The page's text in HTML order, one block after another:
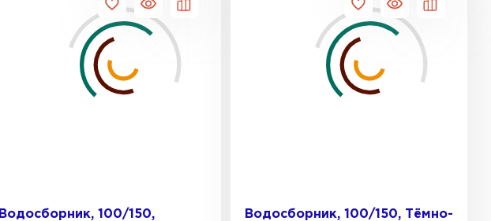
Водосборник, 100/150,
Водосборник, 100/150, Тёмно-